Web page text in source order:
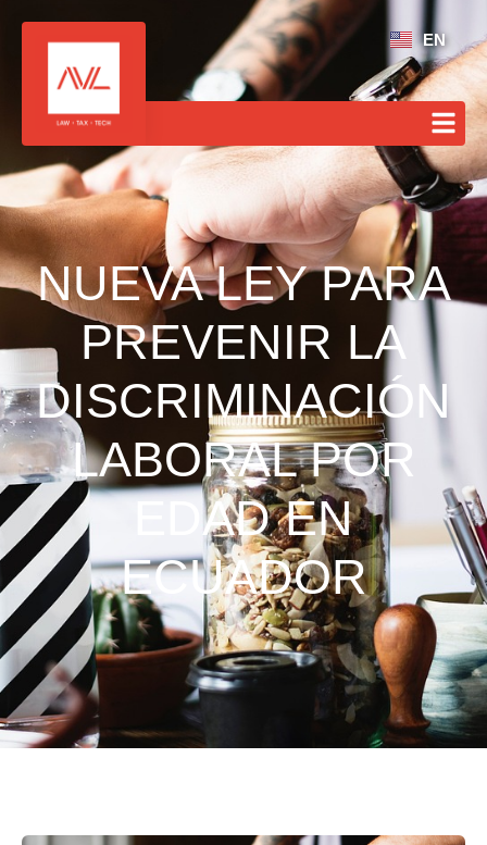
EN
NUEVA LEY PARA
PREVENIR LA
DISCRIMINACIÓN
LABORAL POR
EDAD EN
ECUADOR